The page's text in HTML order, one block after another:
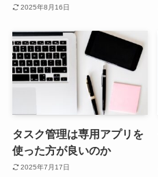
2025年8月16日
タスク管理は専用アプリを
使った方が良いのか
2025年7月17日